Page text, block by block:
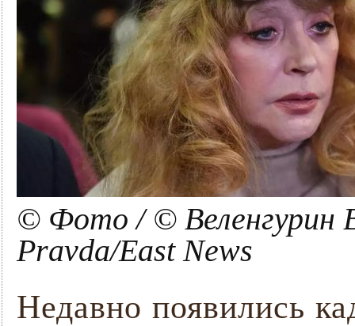
© Фото / © Веленгурин
Pravda/East News
Недавно появились